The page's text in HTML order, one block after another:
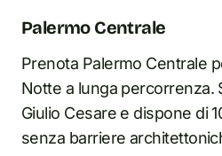
Palermo Centrale
Prenota Palermo Centrale
Notte a lunga percorrenza.
Giulio Cesare e dispone di
senza barriere